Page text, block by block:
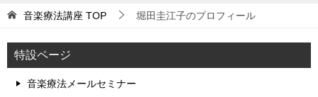
音楽療法講座 TOP 堀田圭江子のプロフィール
特設ページ
音楽療法メールセミナー